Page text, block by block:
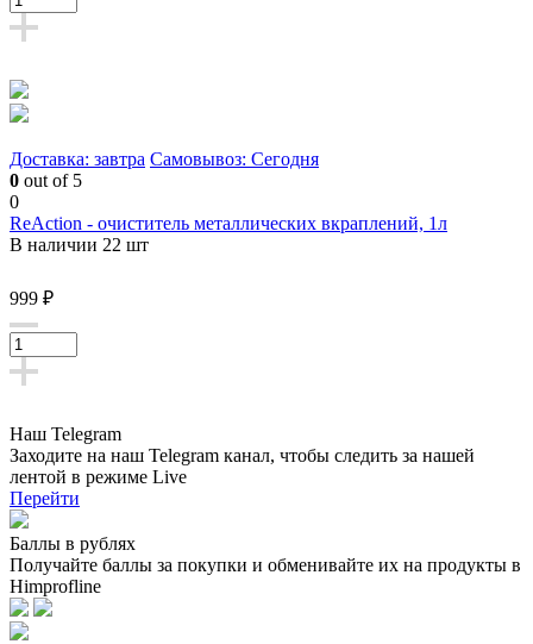
Доставка: завтра Самовывоз: Сегодня
0 out of 5
0
ReAction - очиститель металлических вкраплений, 1л
В наличии 22 шт
999 ₽
Наш Telegram
Заходите на наш Telegram канал, чтобы следить за нашей
лентой в режиме Live
Перейти
Баллы в рублях
Получайте баллы за покупки и обменивайте их на продукты в
Himprofline